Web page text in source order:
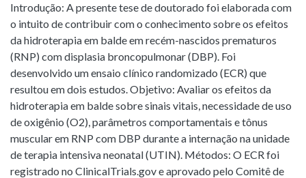
Introdução: A presente tese de doutorado foi elaborada com
o intuito de contribuir com o conhecimento sobre os efeitos
da hidroterapia em balde em recém-nascidos prematuros
(RNP) com displasia broncopulmonar (DBP). Foi
desenvolvido um ensaio clínico randomizado (ECR) que
resultou em dois estudos. Objetivo: Avaliar os efeitos da
hidroterapia em balde sobre sinais vitais, necessidade de uso
de oxigênio (O2), parâmetros comportamentais e tônus
muscular em RNP com DBP durante a internação na unidade
de terapia intensiva neonatal (UTIN). Métodos: O ECR foi
registrado no ClinicalTrials.gov e aprovado pelo Comitê de